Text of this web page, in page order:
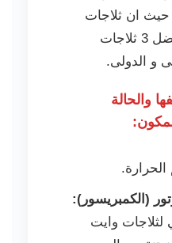
حيث ان ثلاجات
وايت بوينت تعد من افضل 3 ثلاجات
و الدولى.
والحالة
الحرارة.
(الكمبريسور):
وايت